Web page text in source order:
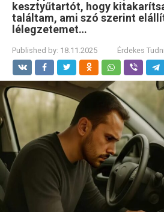
kesztyűtartót, hogy
találtam, ami szó szerint
lélegzetemet…
Published by: 18.11.2025 Érdekes Tudni